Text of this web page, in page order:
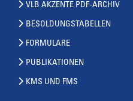
VLB AKZENTE PDF-ARCHIV
BESOLDUNGSTABELLEN
FORMULARE
PUBLIKATIONEN
KMS UND FMS